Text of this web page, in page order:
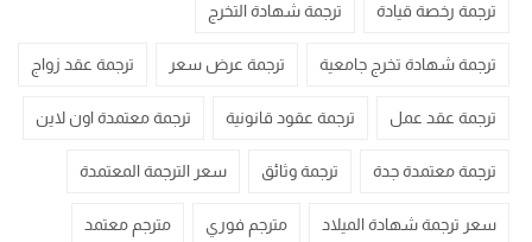
ترجمة رخصة قيادة ترجمة شهادة التخرج
ترجمة شهادة تخرج جامعية ترجمة عرض سعر ترجمة عقد زواج
ترجمة عقد عمل ترجمة عقود قانونية ترجمة معتمدة اون لاين
ترجمة معتمدة جدة ترجمة وثائق سعر الترجمة المعتمدة
سعر ترجمة شهادة الميلاد مترجم فوري مترجم معتمد